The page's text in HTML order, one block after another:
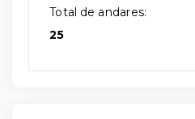
Total de andares:
25